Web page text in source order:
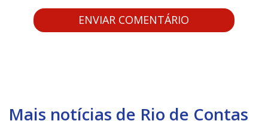
Mais notícias de Rio de Contas